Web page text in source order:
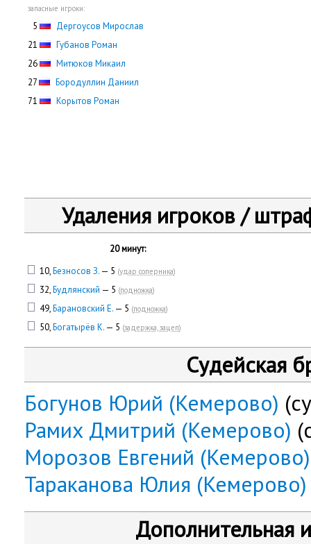
запасные игроки:
5
Дергоусов Мирослав
21
Губанов Роман
26
Митюков Микаил
27
Бородуллин Даниил
71
Корытов Роман
Удаления игроков /
20 минут:
10,Безносов З. — 5 (удар соперника)
32,Будлянский — 5 (подножка)
49,Барановский Е. — 5 (подножка)
50,Богатырёв К. — 5 (задержка, зацеп)
Судейская
Богунов Юрий (Кемерово)
Рамих Дмитрий (Кемерово)
Морозов Евгений (Кемерово)
Тараканова Юлия (Кемерово)
Дополнительная